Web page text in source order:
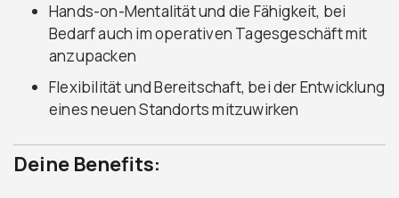
Hands-on-Mentalität und die Fähigkeit, bei
Bedarf auch im operativen Tagesgeschäft mit
anzupacken
Flexibilität und Bereitschaft, bei der Entwicklung
eines neuen Standorts mitzuwirken
Deine Benefits: